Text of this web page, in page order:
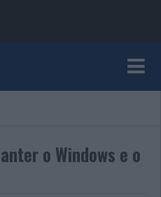
o Windows e o